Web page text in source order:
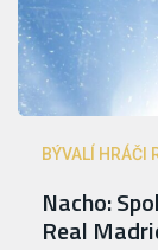
BÝVALÍ HRÁČI
Nacho:
Real